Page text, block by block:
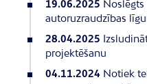
19.06.2025 Noslēgts
autoruzraudzības
28.04.2025
projektēšanu
04.11.2024 Notiek